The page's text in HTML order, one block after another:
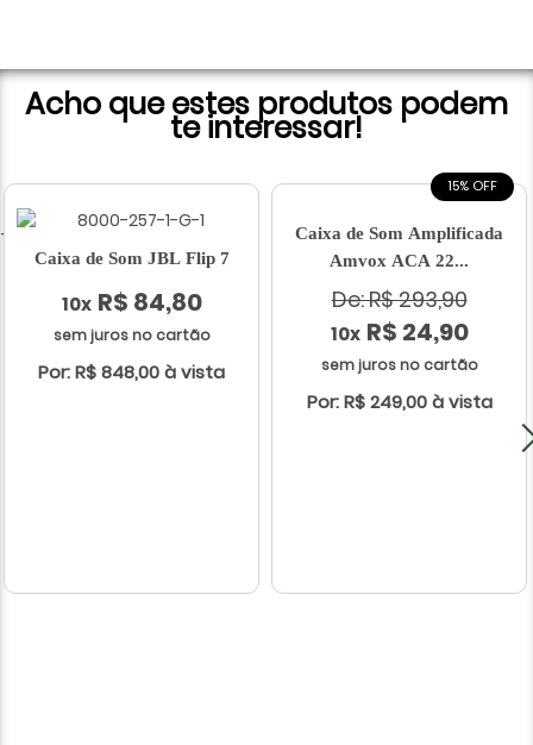
Acho que estes produtos podem
te interessar!
Caixa de Som JBL Flip 7
10x R$ 84,80
sem juros no cartão
Por: R$ 848,00 à vista
15% OFF
Caixa de Som Amplificada
Amvox ACA 22...
De: R$ 293,90
10x R$ 24,90
sem juros no cartão
Por: R$ 249,00 à vista